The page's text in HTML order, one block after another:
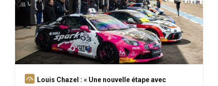
ALouis Chazel : « Une nouvelle étape avec